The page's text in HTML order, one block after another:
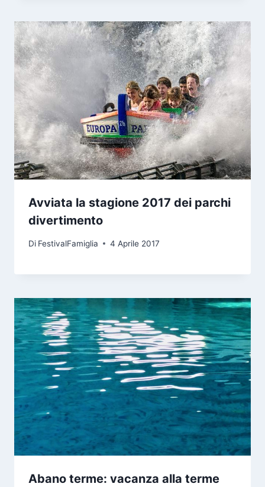
Avviata la stagione 2017 dei parchi
divertimento
Di FestivalFamiglia 4 Aprile 2017
Abano terme: vacanza alla terme